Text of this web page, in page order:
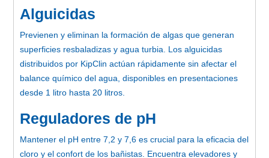
Alguicidas
Previenen y eliminan la formación de algas que generan
superficies resbaladizas y agua turbia. Los alguicidas
distribuidos por KipClin actúan rápidamente sin afectar el
balance químico del agua, disponibles en presentaciones
desde 1 litro hasta 20 litros.
Reguladores de pH
Mantener el pH entre 7,2 y 7,6 es crucial para la eficacia del
cloro y el confort de los bañistas. Encuentra elevadores y